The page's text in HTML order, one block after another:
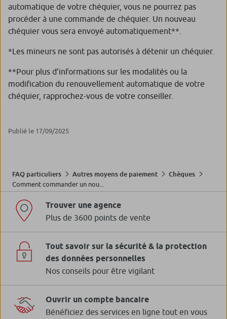
automatique de votre chéquier, vous ne pourrez pas
procéder à une commande de chéquier. Un nouveau
chéquier vous sera envoyé automatiquement**.
*Les mineurs ne sont pas autorisés à détenir un chéquier.
**Pour plus d’informations sur les modalités ou la
modification du renouvellement automatique de votre
chéquier, rapprochez-vous de votre conseiller.
Publié le 17/09/2025
FAQ particuliers Autres moyens de paiement
Chèques
Comment commander un nou...
Trouver une agence
Plus de 3600 points de vente
Tout savoir sur la sécurité & la protection
des données personnelles
Nos conseils pour être vigilant
Ouvrir un compte bancaire
Bénéficiez des services en ligne tout en vous